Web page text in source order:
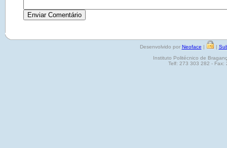
Desenvolvido por Neoface | |
Instituto Politécnico de
Telf: 273 303 282 - Fax: